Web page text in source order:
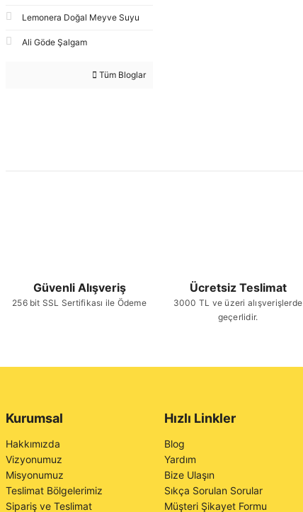
Lemonera Doğal Meyve Suyu
Ali Göde Şalgam
Tüm Bloglar
Güvenli Alışveriş
256 bit SSL Sertifikası ile Ödeme
Ücretsiz Teslimat
3000 TL ve üzeri alışverişlerde
geçerlidir.
Kurumsal
Hakkımızda
Vizyonumuz
Misyonumuz
Teslimat Bölgelerimiz
Sipariş ve Teslimat
Hızlı Linkler
Blog
Yardım
Bize Ulaşın
Sıkça Sorulan Sorular
Müşteri Şikayet Formu